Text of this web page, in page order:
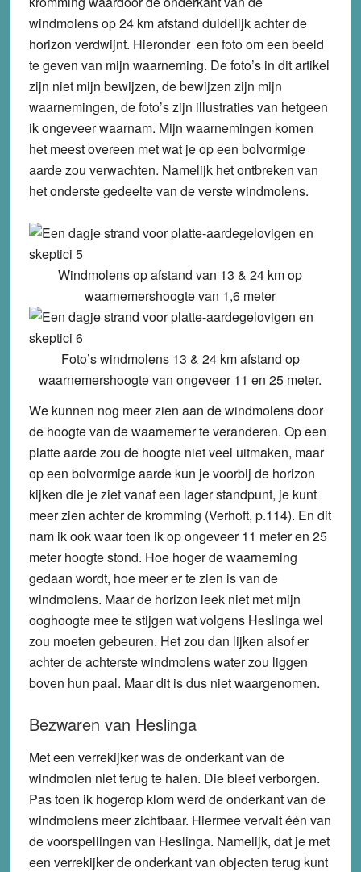
windmolens op 24 km afstand duidelijk achter de
horizon verdwijnt. Hieronder een foto om een beeld
te geven van mijn waarneming. De foto’s in dit artikel
zijn niet mijn bewijzen, de bewijzen zijn mijn
waarnemingen, de foto’s zijn illustraties van hetgeen
ik ongeveer waarnam. Mijn waarnemingen komen
het meest overeen met wat je op een bolvormige
aarde zou verwachten. Namelijk het ontbreken van
het onderste gedeelte van de verste windmolens.
Windmolens op afstand van 13 & 24 km op
waarnemershoogte van 1,6 meter
Foto’s windmolens 13 & 24 km afstand op
waarnemershoogte van ongeveer 11 en 25 meter.
We kunnen nog meer zien aan de windmolens door
de hoogte van de waarnemer te veranderen. Op een
platte aarde zou de hoogte niet veel uitmaken, maar
op een bolvormige aarde kun je voorbij de horizon
kijken die je ziet vanaf een lager standpunt, je kunt
meer zien achter de kromming (Verhoft, p.114). En dit
nam ik ook waar toen ik op ongeveer 11 meter en 25
meter hoogte stond. Hoe hoger de waarneming
gedaan wordt, hoe meer er te zien is van de
windmolens. Maar de horizon leek niet met mijn
ooghoogte mee te stijgen wat volgens Heslinga wel
zou moeten gebeuren. Het zou dan lijken alsof er
achter de achterste windmolens water zou liggen
boven hun paal. Maar dit is dus niet waargenomen.
Bezwaren van Heslinga
Met een verrekijker was de onderkant van de
windmolen niet terug te halen. Die bleef verborgen.
Pas toen ik hogerop klom werd de onderkant van de
windmolens meer zichtbaar. Hiermee vervalt één van
de voorspellingen van Heslinga. Namelijk, dat je met
een verrekijker de onderkant van objecten terug kunt